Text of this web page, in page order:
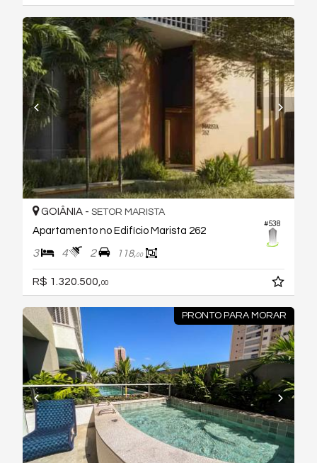
#538
GOIÂNIA - SETOR MARISTA
Apartamento no Edifício Marista 262
3 4 2 118,00
R$ 1.320.500,00
PRONTO PARA MORAR